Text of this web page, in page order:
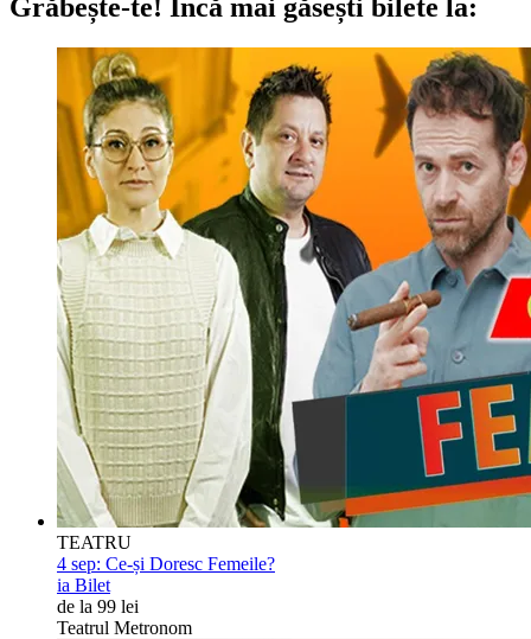
Grăbește-te! Încă mai găsești bilete la:
TEATRU
4 sep: Ce-și Doresc Femeile?
ia Bilet
de la 99 lei
Teatrul Metronom